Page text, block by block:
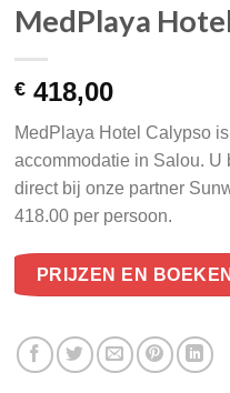
MedPlaya
€ 418,00
MedPlaya Hotel Calypso
accommodatie in Salou. U
direct bij onze partner
418.00 per persoon.
PRIJZEN EN BOEKEN